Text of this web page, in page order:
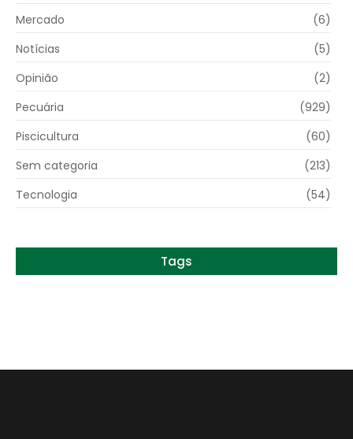
Mercado
(6)
Notícias
(5)
Opinião
(2)
Pecuária
(929)
Piscicultura
(60)
Sem categoria
(213)
Tecnologia
(54)
Tags